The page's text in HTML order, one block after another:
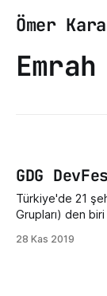
Ömer
GDG
Türkiye'de 21
Grupları) den
28 Kas 2019